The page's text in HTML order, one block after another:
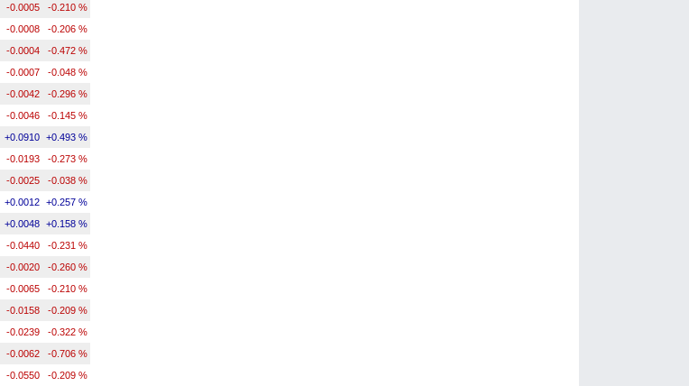
-0.0005 -0.210 %
-0.0008 -0.206 %
-0.0004 -0.472 %
-0.0007 -0.048 %
-0.0042 -0.296 %
-0.0046 -0.145 %
+0.0910 +0.493 %
-0.0193 -0.273 %
-0.0025 -0.038 %
+0.0012 +0.257 %
+0.0048 +0.158 %
-0.0440 -0.231 %
-0.0020 -0.260 %
-0.0065 -0.210 %
-0.0158 -0.209 %
-0.0239 -0.322 %
-0.0062 -0.706 %
-0.0550 -0.209 %